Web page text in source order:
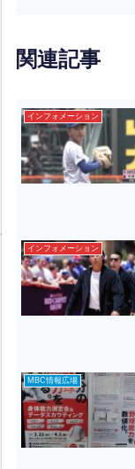
関連記事
インフォメーション
インフォメーション
MBC情報広場